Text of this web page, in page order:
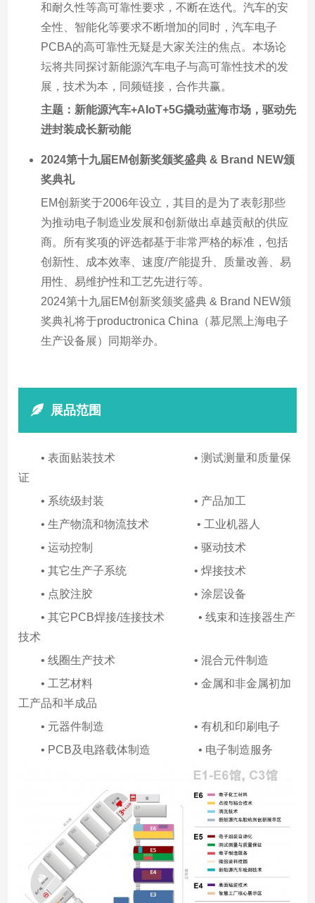
和耐久性等高可靠性要求，不断在迭代。汽车的安
全性、智能化等要求不断增加的同时，汽车电子
PCBA的高可靠性无疑是大家关注的焦点。本场论
坛将共同探讨新能源汽车电子与高可靠性技术的发
展，技术为本，同频链接，合作共赢。
主题：新能源汽车+AIoT+5G撬动蓝海市场，驱动先
进封装成长新动能
2024第十九届EM创新奖颁奖盛典 & Brand NEW颁
奖典礼
EM创新奖于2006年设立，其目的是为了表彰那些
为推动电子制造业发展和创新做出卓越贡献的供应
商。所有奖项的评选都基于非常严格的标准，包括
创新性、成本效率、速度/产能提升、质量改善、易
用性、易维护性和工艺先进行等。
2024第十九届EM创新奖颁奖盛典 & Brand NEW颁
奖典礼将于productronica China（慕尼黑上海电子
生产设备展）同期举办。
展品范围
• 表面贴装技术 • 测试测量和质量保
证
• 系统级封装 • 产品加工
• 生产物流和物流技术 • 工业机器人
• 运动控制 • 驱动技术
• 其它生产子系统 • 焊接技术
• 点胶注胶 • 涂层设备
• 其它PCB焊接/连接技术 • 线束和连接器生产
技术
• 线圈生产技术 • 混合元件制造
• 工艺材料 • 金属和非金属初加
工产品和半成品
• 元器件制造 • 有机和印刷电子
• PCB及电路载体制造 • 电子制造服务